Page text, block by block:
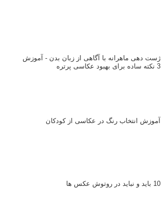
ژست دهی ماهرانه با آگاهی از زبان بدن - آموزش
3 نکته ساده برای بهبود عکاسی پرتره
آموزش انتخاب رنگ در عکاسی از کودکان
10 باید و نباید در روتوش عکس ها